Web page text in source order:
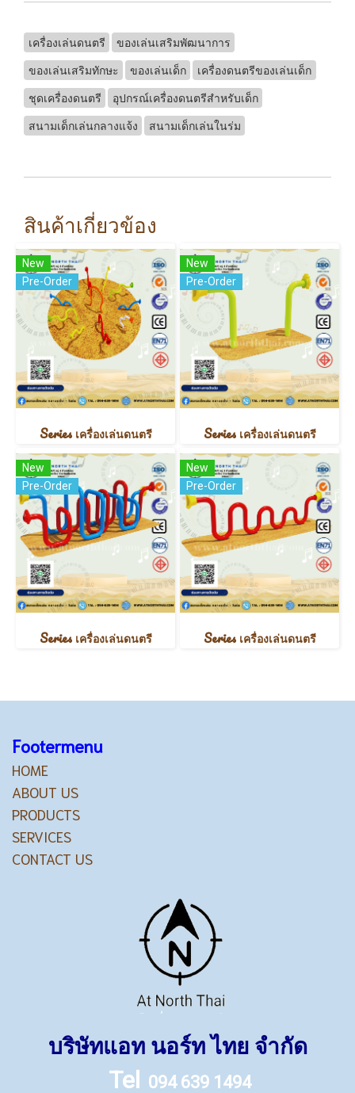
เครื่องเล่นดนตรี ของเล่นเสริมพัฒนาการ
ของเล่นเสริมทักษะ ของเล่นเด็ก เครื่องดนตรีของเล่นเด็ก
ชุดเครื่องดนตรี อุปกรณ์เครื่องดนตรีสำหรับเด็ก
สนามเด็กเล่นกลางแจ้ง สนามเด็กเล่นในร่ม
สินค้าเกี่ยวข้อง
New
Pre-Order
Series เครื่องเล่นดนตรี
New
Pre-Order
Series เครื่องเล่นดนตรี
New
Pre-Order
Series เครื่องเล่นดนตรี
New
Pre-Order
Series เครื่องเล่นดนตรี
Footermenu
HOME
ABOUT US
PRODUCTS
SERVICES
CONTACT US
บริษัทแอท นอร์ท ไทย จำกัด
Tel 094 639 1494